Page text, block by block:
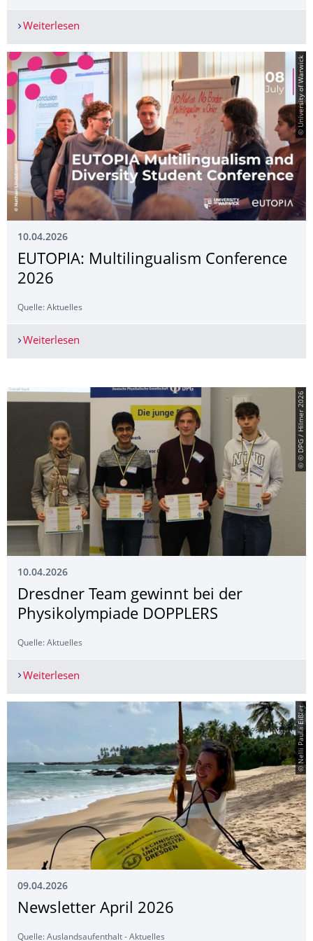
Weiterlesen
© University of Warwick
10.04.2026
EUTOPIA: Multilingualism Conference
2026
Quelle: Aktuelles
Weiterlesen
© © DPG / Hilmer 2026
10.04.2026
Dresdner Team gewinnt bei der
Physikolympiade DOPPLERS
Quelle: Aktuelles
Weiterlesen
© Nelli Paula Eißler
09.04.2026
Newsletter April 2026
Quelle: Auslandsaufenthalt - Aktuelles